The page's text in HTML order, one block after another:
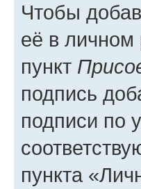
Чтобы
её в личном
пункт
подпись
подписи по
пункта